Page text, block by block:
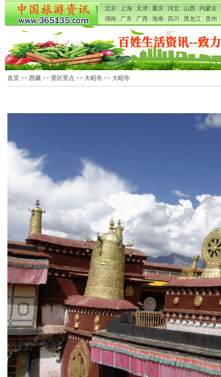
北京 上海 天津 重庆 河北 山西 内蒙古
湖南
广东 广西 海南 四川 黑龙江 贵州
首页 >> 西藏 >> 景区景点 >> 大昭寺 >> 大昭寺